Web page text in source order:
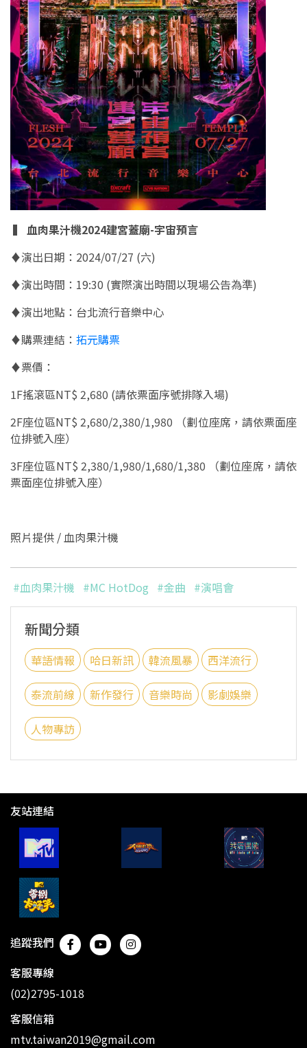
▍ 血肉果汁機2024建宮蓋廟-宇宙預言
♦演出日期：2024/07/27 (六)
♦演出時間：19:30 (實際演出時間以現場公告為準)
♦演出地點：台北流行音樂中心
♦購票連結： 拓元購票
♦票價：
1F搖滾區NT$ 2,680 (請依票面序號排隊入場)
2F座位區NT$ 2,680/2,380/1,980 （劃位座席，請依票面座
位排號入座）
3F座位區NT$ 2,380/1,980/1,680/1,380 （劃位座席，請依
票面座位排號入座）
照片提供 /血肉果汁機
#血肉果汁機 #MC HotDog #金曲 #演唱會
新聞分類
華語情報 哈日新訊 韓流風暴 西洋流行
泰流前線 新作發行 音樂時尚 影劇娛樂
人物專訪
友站連結
追蹤我們
客服專線
(02)2795-1018
客服信箱
mtv.taiwan2019@gmail.com